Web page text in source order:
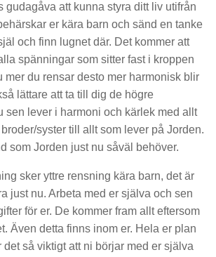
gudagåva att kunna styra ditt liv utifrån
er kära barn och sänd en tanke
och finn lugnet där. Det kommer att
spänningar som sitter fast i kroppen
mer du rensar desto mer harmonisk blir
lättare att ta till dig de högre
sen lever i harmoni och kärlek med allt
syster till allt som lever på Jorden.
som Jorden just nu såväl behöver.
sker yttre rensning kära barn, det är
just nu. Arbeta med er själva och sen
för er. De kommer fram allt eftersom
Även detta finns inom er. Hela er plan
det så viktigt att ni börjar med er själva